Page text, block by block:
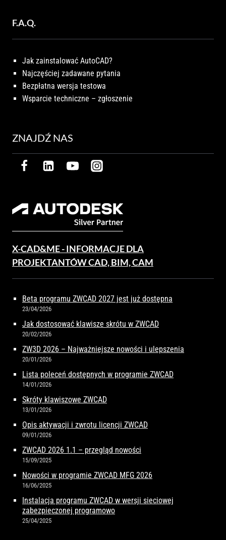
F.A.Q.
Jak zainstalować AutoCAD?
Najczęściej zadawane pytania
Bezpłatna wersja testowa
Wsparcie techniczne – zgłoszenie
ZNAJDŹ NAS
X-CAD&ME - INFORMACJE DLA
PROJEKTANTÓW CAD, BIM, CAM
Beta programu ZWCAD 2027 jest już dostępna
23/04/2026
Jak dostosować klawisze skrótu w ZWCAD
20/02/2026
ZW3D 2026 – Najważniejsze nowości i ulepszenia
20/01/2026
Lista poleceń dostępnych w programie ZWCAD
14/01/2026
Skróty klawiszowe ZWCAD
13/01/2026
Opis aktywacji i zwrotu licencji ZWCAD
09/01/2026
ZWCAD 2026 1.1 – przegląd nowości
15/09/2025
Nowości w programie ZWCAD MFG 2026
16/06/2025
Instalacja programu ZWCAD w wersji sieciowej
zabezpieczonej programowo
25/04/2025